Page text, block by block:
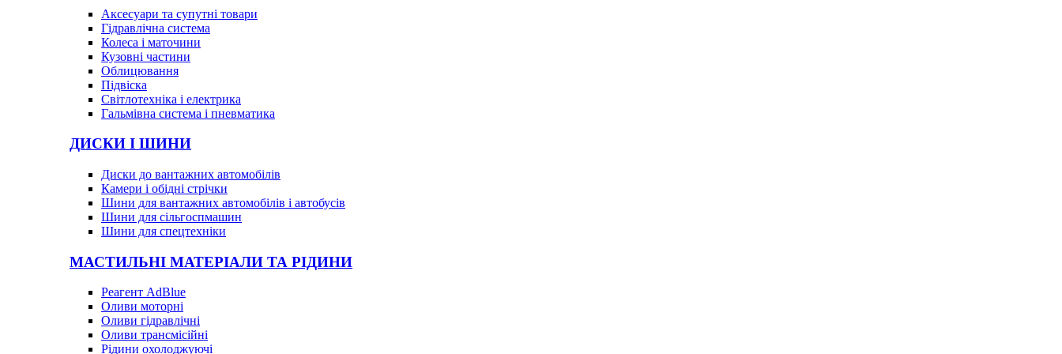
Аксесуари та супутні товари
Гідравлічна система
Колеса і маточини
Кузовні частини
Облицювання
Підвіска
Світлотехніка і електрика
Гальмівна система і пневматика
ДИСКИ І ШИНИ
Диски до вантажних автомобілів
Камери і обідні стрічки
Шини для вантажних автомобілів і автобусів
Шини для сільгоспмашин
Шини для спецтехніки
МАСТИЛЬНІ МАТЕРІАЛИ ТА РІДИНИ
Реагент AdBlue
Оливи моторні
Оливи гідравлічні
Оливи трансмісійні
Рідини охолоджуючі